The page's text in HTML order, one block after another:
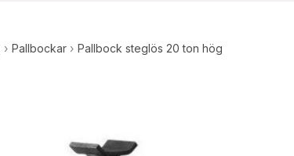
› Pallbockar › Pallbock steglös 20 ton hög